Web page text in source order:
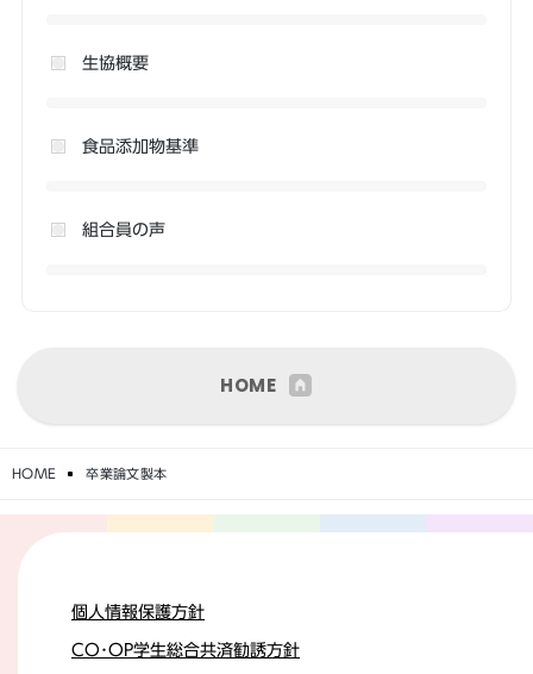
生協概要
食品添加物基準
組合員の声
HOME
HOME 卒業論文製本
個人情報保護方針
CO･OP学生総合共済勧誘方針